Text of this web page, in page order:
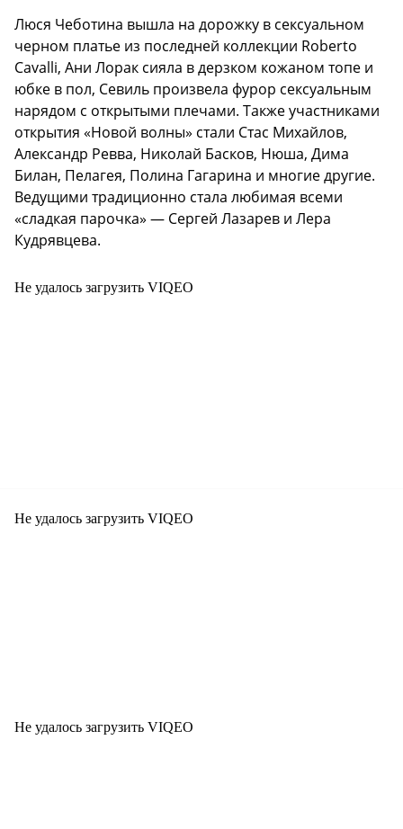
Люся Чеботина вышла на дорожку в сексуальном
черном платье из последней коллекции Roberto
Cavalli, Ани Лорак сияла в дерзком кожаном топе и
юбке в пол, Севиль произвела фурор сексуальным
нарядом с открытыми плечами. Также участниками
открытия «Новой волны» стали Стас Михайлов,
Александр Ревва, Николай Басков, Нюша, Дима
Билан, Пелагея, Полина Гагарина и многие другие.
Ведущими традиционно стала любимая всеми
«сладкая парочка» — Сергей Лазарев и Лера
Кудрявцева.
Не удалось загрузить VIQEO
Не удалось загрузить VIQEO
Не удалось загрузить VIQEO